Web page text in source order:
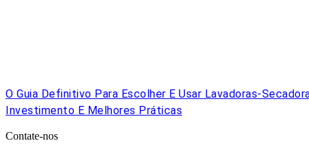
O Guia Definitivo Para Escolher E Usar Lavadoras-
Investimento E Melhores Práticas
Contate-nos